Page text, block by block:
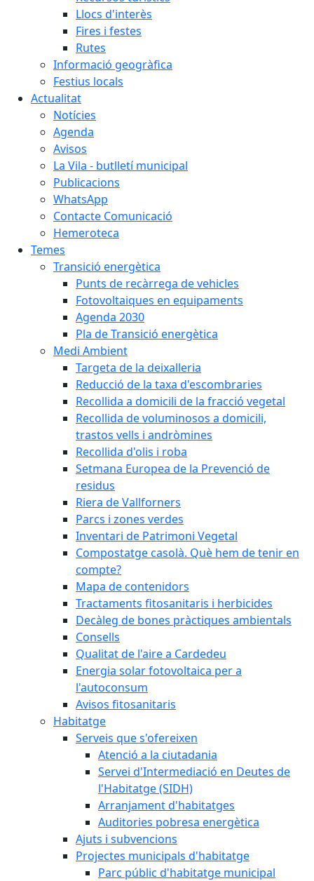
Llocs d'interès
Fires i festes
Rutes
Informació geogràfica
Festius locals
Actualitat
Notícies
Agenda
Avisos
La Vila - butlletí municipal
Publicacions
WhatsApp
Contacte Comunicació
Hemeroteca
Temes
Transició energètica
Punts de recàrrega de vehicles
Fotovoltaiques en equipaments
Agenda 2030
Pla de Transició energètica
Medi Ambient
Targeta de la deixalleria
Reducció de la taxa d'escombraries
Recollida a domicili de la fracció vegetal
Recollida de voluminosos a domicili,
trastos vells i andròmines
Recollida d'olis i roba
Setmana Europea de la Prevenció de
residus
Riera de Vallforners
Parcs i zones verdes
Inventari de Patrimoni Vegetal
Compostatge casolà. Què hem de tenir en
compte?
Mapa de contenidors
Tractaments fitosanitaris i herbicides
Decàleg de bones pràctiques ambientals
Consells
Qualitat de l'aire a Cardedeu
Energia solar fotovoltaica per a
l'autoconsum
Avisos fitosanitaris
Habitatge
Serveis que s'ofereixen
Atenció a la ciutadania
Servei d'Intermediació en Deutes de
l'Habitatge (SIDH)
Arranjament d'habitatges
Auditories pobresa energètica
Ajuts i subvencions
Projectes municipals d'habitatge
Parc públic d'habitatge municipal